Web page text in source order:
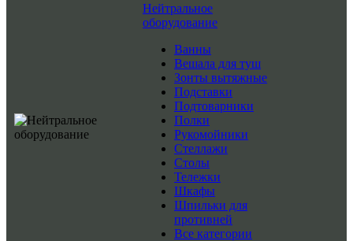
Нейтральное
оборудование
Ванны
Вешала для туш
Зонты вытяжные
Подставки
Подтоварники
Полки
Рукомойники
Стеллажи
Столы
Тележки
Шкафы
Шпильки для
противней
Все категории